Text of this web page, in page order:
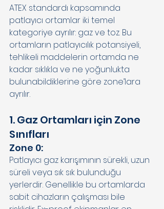
ATEX standardı kapsamında
patlayıcı ortamlar iki temel
kategoriye ayrılır: gaz ve toz. Bu
ortamların patlayıcılık potansiyeli,
tehlikeli maddelerin ortamda ne
kadar sıklıkla ve ne yoğunlukta
bulunabildiklerine göre zone’lara
ayrılır.
1. Gaz Ortamları için Zone
Sınıfları
Zone 0:
Patlayıcı gaz karışımının sürekli, uzun
süreli veya sık sık bulunduğu
yerlerdir. Genellikle bu ortamlarda
sabit cihazların çalışması bile